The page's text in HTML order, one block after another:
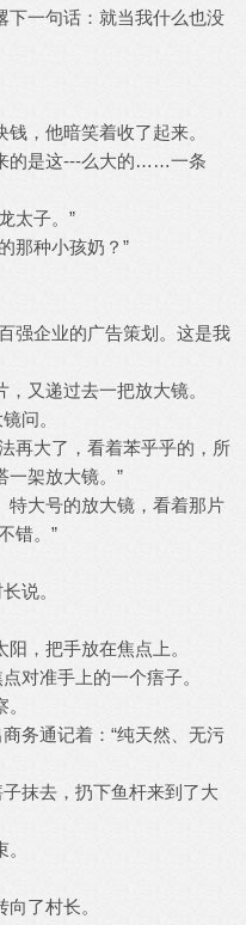
下一句话：就当我什么也没
，他暗笑着收了起来。
的是这---么大的……一条
太子。”
那种小孩奶？”
强企业的广告策划。这是我
又递过去一把放大镜。
问。
再大了，看着苯乎乎的，所
一架放大镜。”
特大号的放大镜，看着那片
错。”
说。
，把手放在焦点上。
对准手上的一个痦子。
务通记着：“纯天然、无污
抹去，扔下鱼杆来到了大
了村长。